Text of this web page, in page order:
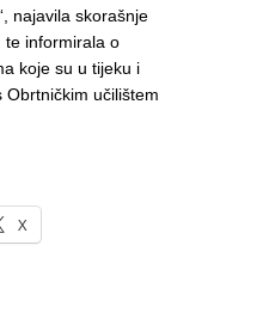
najavila skorašnje
te informirala o
koje su u tijeku i
učilištem
X